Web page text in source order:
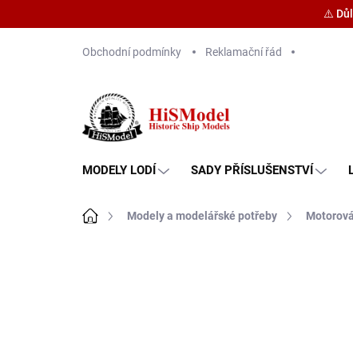
Obchodní podmínky Reklamační řád
MODELY LODÍ SADY PŘÍSLUŠENSTVÍ
Domů Modely a modelářské potřeby
⚠️